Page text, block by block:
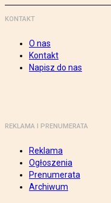
KONTAKT
O nas
Kontakt
Napisz do nas
REKLAMA I PRENUMERATA
Reklama
Ogłoszenia
Prenumerata
Archiwum